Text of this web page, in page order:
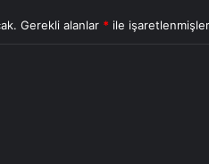
Gerekli alanlar * ile